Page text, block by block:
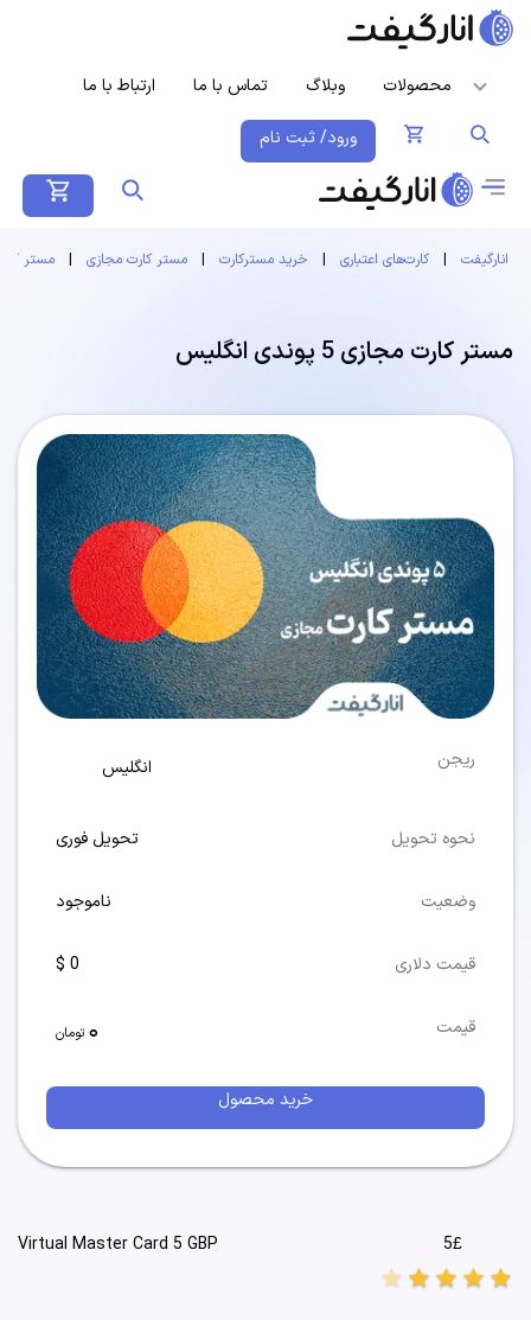
محصولات وبلاگ تماس با ما ارتباط با ما
ورود/ ثبت نام
انارگیفت | کارت‌های اعتباری | خرید مسترکارت | مستر کارت مجازی | مستر
مستر کارت مجازی 5 پوندی انگلیس
5£
Virtual Master Card 5 GBP
star
star
star
star
star
ریجن انگلیس
نحوه تحویل تحویل فوری
وضعیت ناموجود
قیمت دلاری 0 $
قیمت 0 تومان
خرید محصول